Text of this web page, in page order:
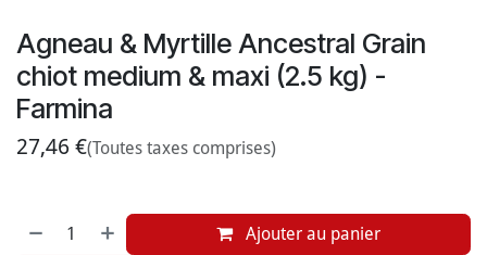
Agneau & Myrtille Ancestral Grain
chiot medium & maxi (2.5 kg) -
Farmina
27,46 €(Toutes taxes comprises)
Ajouter au panier